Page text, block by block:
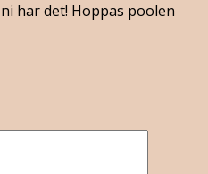
har det! Hoppas poolen